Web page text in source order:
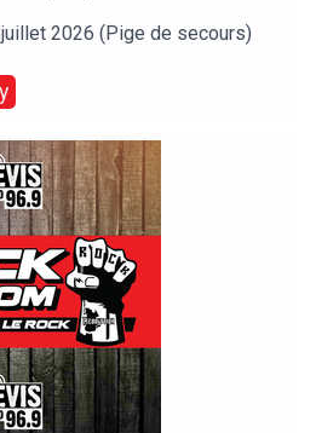
IROCK24/7 du 2 juillet 2026 (Pige de secours)